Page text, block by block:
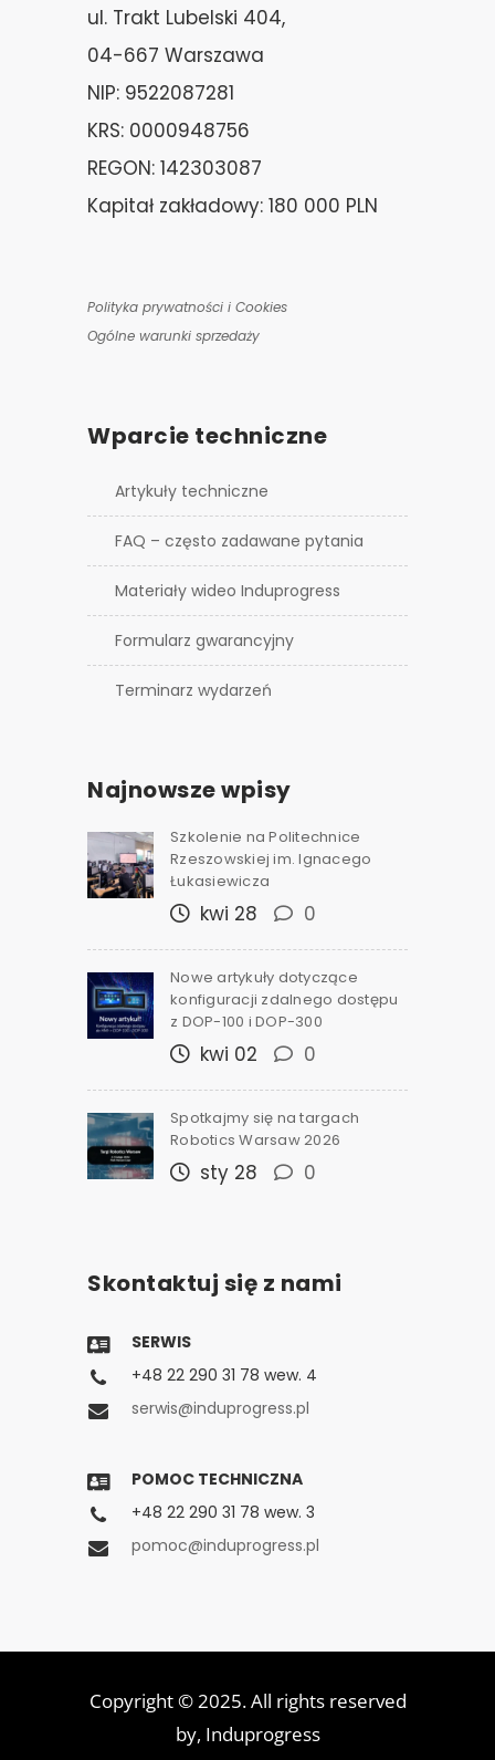
ul. Trakt Lubelski 404,
04-667 Warszawa
NIP: 9522087281
KRS: 0000948756
REGON: 142303087
Kapitał zakładowy: 180 000 PLN
Polityka prywatności i Cookies
Ogólne warunki sprzedaży
Wparcie techniczne
Artykuły techniczne
FAQ – często zadawane pytania
Materiały wideo Induprogress
Formularz gwarancyjny
Terminarz wydarzeń
Najnowsze wpisy
Szkolenie na Politechnice
Rzeszowskiej im. Ignacego
Łukasiewicza
kwi 28 0
Nowe artykuły dotyczące
konfiguracji zdalnego dostępu
z DOP-100 i DOP-300
kwi 02 0
Spotkajmy się na targach
Robotics Warsaw 2026
sty 28 0
Skontaktuj się z nami
SERWIS
+48 22 290 31 78 wew. 4
serwis@induprogress.pl
POMOC TECHNICZNA
+48 22 290 31 78 wew. 3
pomoc@induprogress.pl
Copyright © 2025. All rights reserved
by, Induprogress